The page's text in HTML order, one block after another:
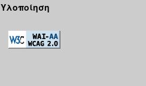
Υλοποίηση